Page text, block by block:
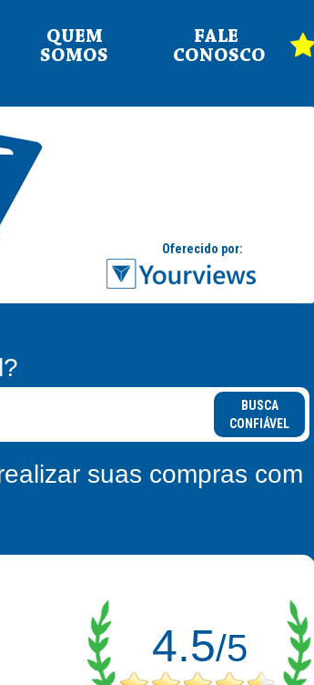
QUEM
SOMOS
FALE
CONOSCO
BUSCA
CONFIÁVEL
suas compras com
4.5/5